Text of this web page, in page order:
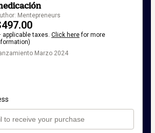
Mentepreneurs
applicable taxes. Click herefor more
Marzo 2024